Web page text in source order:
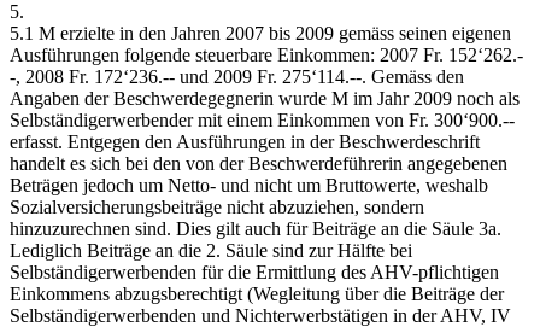
5.
5.1 M erzielte in den Jahren 2007 bis 2009 gemäss seinen eigenen
Ausführungen folgende steuerbare Einkommen: 2007 Fr. 152‘262.-
-, 2008 Fr. 172‘236.-- und 2009 Fr. 275‘114.--. Gemäss den
Angaben der Beschwerdegegnerin wurde M im Jahr 2009 noch als
Selbständigerwerbender mit einem Einkommen von Fr. 300‘900.--
erfasst. Entgegen den Ausführungen in der Beschwerdeschrift
handelt es sich bei den von der Beschwerdeführerin angegebenen
Beträgen jedoch um Netto- und nicht um Bruttowerte, weshalb
Sozialversicherungsbeiträge nicht abzuziehen, sondern
hinzuzurechnen sind. Dies gilt auch für Beiträge an die Säule 3a.
Lediglich Beiträge an die 2. Säule sind zur Hälfte bei
Selbständigerwerbenden für die Ermittlung des AHV-pflichtigen
Einkommens abzugsberechtigt (Wegleitung über die Beiträge der
Selbständigerwerbenden und Nichterwerbstätigen in der AHV, IV